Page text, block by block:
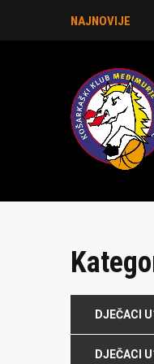
NAJNOVIJE
DJEČACI
DJEČACI
O NAMA